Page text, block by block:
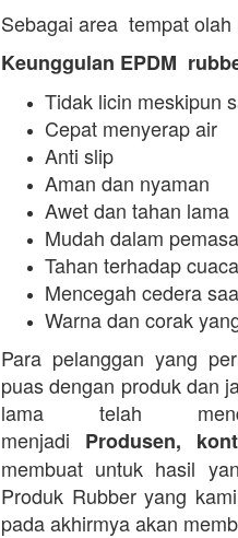
Sebagai area tempat
Keunggulan EPDM
Tidak licin meskipun
Cepat menyerap air
Anti slip
Aman dan nyaman
Awet dan tahan lama
Mudah dalam
Tahan terhadap cuaca
Mencegah cedera
Warna dan corak
Para pelanggan yang
puas dengan produk dan
lama telah
menjadi Produsen,
membuat untuk hasil
Produk Rubber yang
pada akhirmya akan